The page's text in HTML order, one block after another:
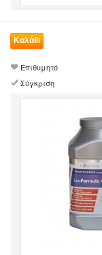
Επιθυμητό
Σύγκριση